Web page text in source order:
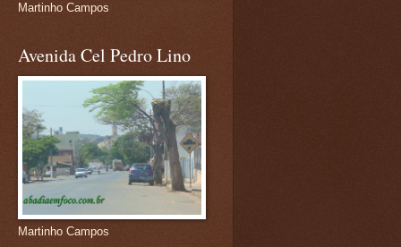
Martinho Campos
Avenida Cel Pedro Lino
Martinho Campos